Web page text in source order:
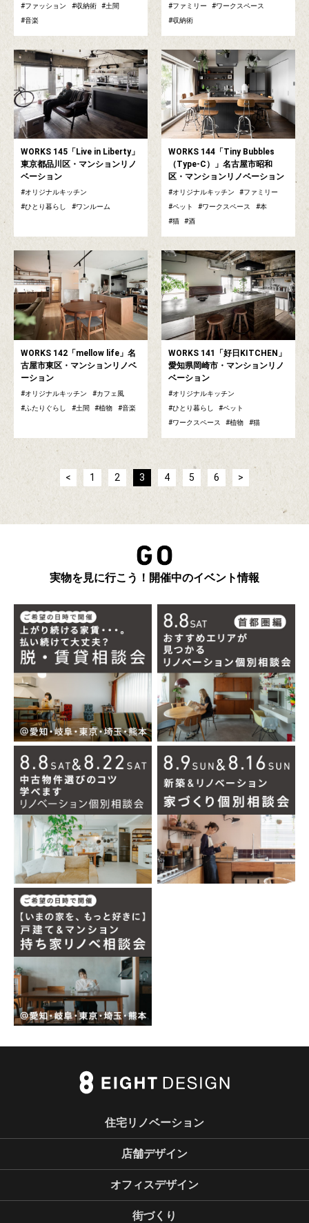
ファッション 収納術
土間
音楽
ファミリー
ワークスペース
収納術
WORKS 145「Live in Liberty」
東京都品川区・マンションリノ
ベーション
オリジナルキッチン
ひとり暮らし
ワンルーム
WORKS 144「Tiny Bubbles
（Type-C）」名古屋市昭和
区・マンションリノベーション
オリジナルキッチン
ファミリー
ペット
ワークスペース
本
猫
酒
WORKS 142「mellow life」名
古屋市東区・マンションリノベ
ーション
オリジナルキッチン
カフェ風
ふたりぐらし
土間 植物 音楽
WORKS 141「好日KITCHEN」
愛知県岡崎市・マンションリノ
ベーション
オリジナルキッチン
ひとり暮らし
ペット
ワークスペース
植物 猫
< 1 2 3 4 5 6 >
実物を見に行こう！開催中のイベント情報
住宅リノベーション
店舗デザイン
オフィスデザイン
街づくり